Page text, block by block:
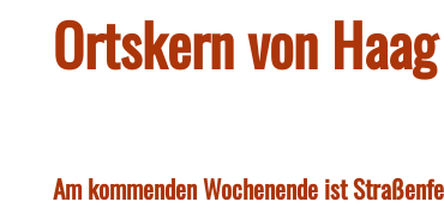
Ortskern von
Am kommenden Wochenende ist